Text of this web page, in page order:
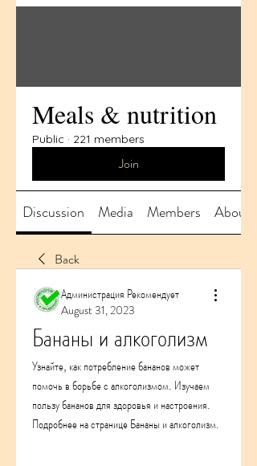
Meals & nutrition
Public · 221 members
Join
Discussion Media Members About
Back
Администрация Рекомендует
August 31, 2023
Бананы и алкоголизм
Узнайте, как потребление бананов может
помочь в борьбе с алкоголизмом. Изучаем
пользу бананов для здоровья и настроения.
Подробнее на странице Бананы и алкоголизм.